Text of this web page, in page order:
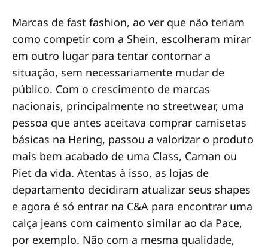
Marcas de fast fashion, ao ver que não teriam
como competir com a Shein, escolheram mirar
em outro lugar para tentar contornar a
situação, sem necessariamente mudar de
público. Com o crescimento de marcas
nacionais, principalmente no streetwear, uma
pessoa que antes aceitava comprar camisetas
básicas na Hering, passou a valorizar o produto
mais bem acabado de uma Class, Carnan ou
Piet da vida. Atentas à isso, as lojas de
departamento decidiram atualizar seus shapes
e agora é só entrar na C&A para encontrar uma
calça jeans com caimento similar ao da Pace,
por exemplo. Não com a mesma qualidade,